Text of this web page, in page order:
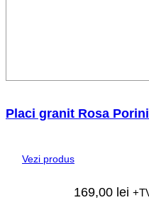
Placi granit Rosa
Vezi produs
169,00 lei